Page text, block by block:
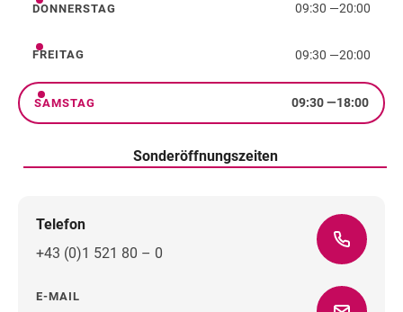
Donnerstag
DONNERSTAG 09:30 —20:00
Freitag
FREITAG 09:30 —20:00
Samstag
SAMSTAG 09:30—18:00
Sonderöffnungszeiten
Telefon
+43 (0)1 521 80 – 0
E-MAIL